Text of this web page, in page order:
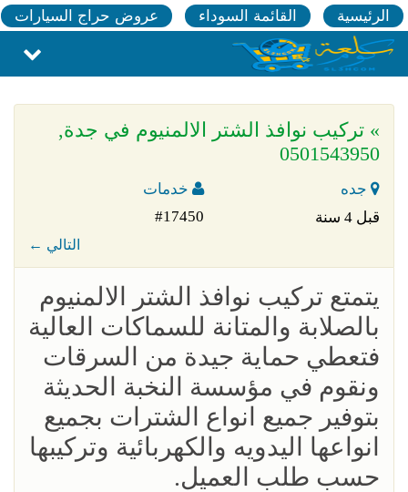
الرئيسية القائمة السوداء عروض حراج السيارات
» تركيب نوافذ الشتر الالمنيوم في جدة,
0501543950
جده
خدمات
قبل 4 سنة
#17450
← التالي
يتمتع تركيب نوافذ الشتر الالمنيوم
بالصلابة والمتانة للسماكات العالية
فتعطي حماية جيدة من السرقات
ونقوم في مؤسسة النخبة الحديثة
بتوفير جميع انواع الشترات بجميع
انواعها اليدويه والكهربائية وتركيبها
حسب طلب العميل.